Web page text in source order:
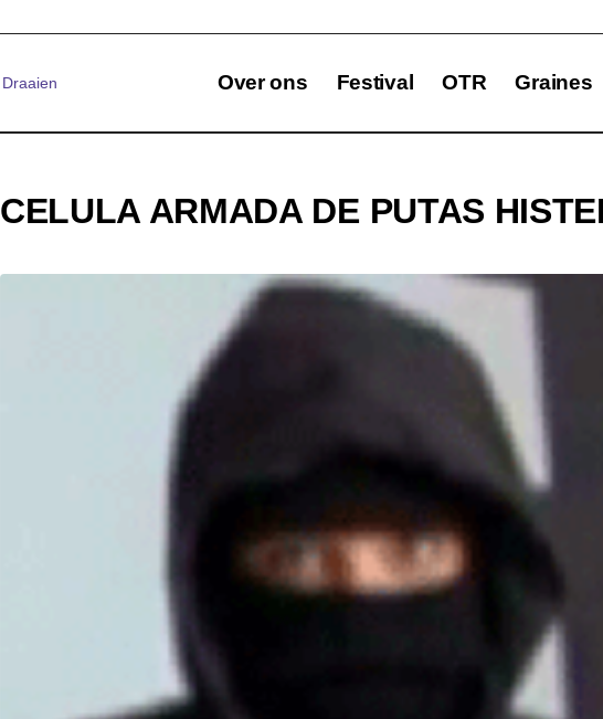
Over ons Festival OTR Graines
CELULA ARMADA DE PUTAS